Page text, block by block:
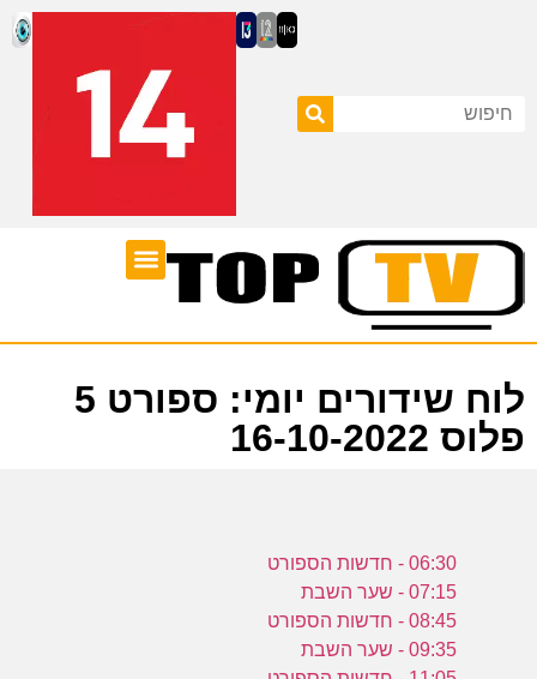
לוח שידורים יומי: ספורט 5
פלוס 16-10-2022
06:30 - חדשות הספורט
07:15 - שער השבת
08:45 - חדשות הספורט
09:35 - שער השבת